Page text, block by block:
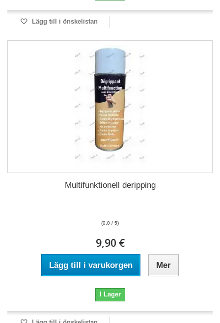
Lägg till i önskelistan
Multifunktionell deripping
(0.0 / 5)
9,90 €
Lägg till i varukorgen Mer
I Lager